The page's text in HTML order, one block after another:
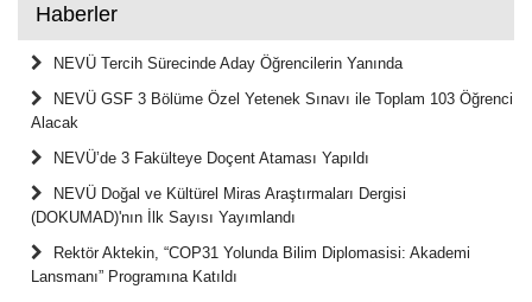
Haberler
NEVÜ Tercih Sürecinde Aday Öğrencilerin Yanında
NEVÜ GSF 3 Bölüme Özel Yetenek Sınavı ile Toplam 103 Öğrenci
Alacak
NEVÜ’de 3 Fakülteye Doçent Ataması Yapıldı
NEVÜ Doğal ve Kültürel Miras Araştırmaları Dergisi
(DOKUMAD)'nın İlk Sayısı Yayımlandı
Rektör Aktekin, “COP31 Yolunda Bilim Diplomasisi: Akademi
Lansmanı” Programına Katıldı